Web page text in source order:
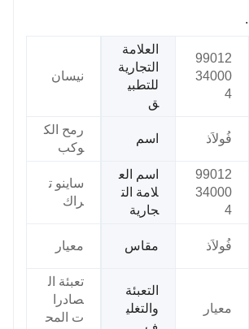
99012
34000
4
العلامة
التجارية
للتطبي
ق
نيسان
فُولاَذ اسم
رمح الك
وكب
99012
34000
4
اسم الع
لامة الت
جارية
ساينو ت
راك
فُولاَذ مقاس معيار
معيار
التعبئة
والتغلي
تعبئة ال
صادرا
ت المح